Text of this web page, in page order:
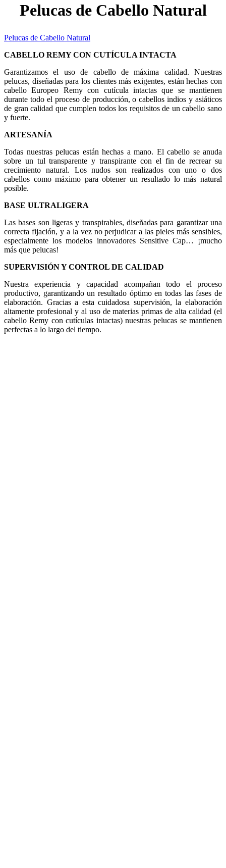
Pelucas de Cabello Natural
Pelucas de Cabello Natural
CABELLO REMY CON CUTÍCULA INTACTA
Garantizamos el uso de cabello de máxima calidad. Nuestras
pelucas, diseñadas para los clientes más exigentes, están hechas con
cabello Europeo Remy con cutícula intactas que se mantienen
durante todo el proceso de producción, o cabellos indios y asiáticos
de gran calidad que cumplen todos los requisitos de un cabello sano
y fuerte.
ARTESANÍA
Todas nuestras pelucas están hechas a mano. El cabello se anuda
sobre un tul transparente y transpirante con el fin de recrear su
crecimiento natural. Los nudos son realizados con uno o dos
cabellos como máximo para obtener un resultado lo más natural
posible.
BASE ULTRALIGERA
Las bases son ligeras y transpirables, diseñadas para garantizar una
correcta fijación, y a la vez no perjudicar a las pieles más sensibles,
especialmente los modelos innovadores Sensitive Cap… ¡mucho
más que pelucas!
SUPERVISIÓN Y CONTROL DE CALIDAD
Nuestra experiencia y capacidad acompañan todo el proceso
productivo, garantizando un resultado óptimo en todas las fases de
elaboración. Gracias a esta cuidadosa supervisión, la elaboración
altamente profesional y al uso de materias primas de alta calidad (el
cabello Remy con cutículas intactas) nuestras pelucas se mantienen
perfectas a lo largo del tiempo.